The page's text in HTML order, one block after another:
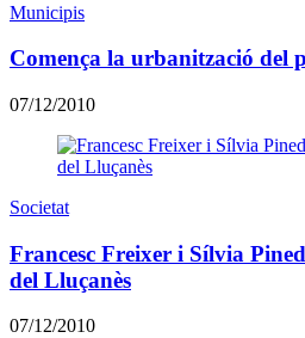
Municipis
Comença la urbanització del
07/12/2010
Societat
Francesc Freixer i Sílvia
del Lluçanès
07/12/2010